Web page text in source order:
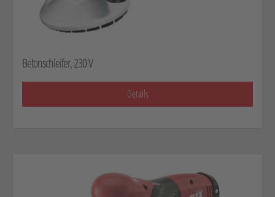
Betonschleifer, 230 V
Details